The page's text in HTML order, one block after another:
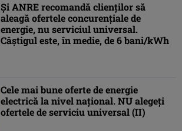
Și ANRE recomandă clienților să
aleagă ofertele concurențiale de
energie, nu serviciul universal.
Câștigul este, în medie, de 6 bani/kWh
Cele mai bune oferte de energie
electrică la nivel național. NU alegeți
ofertele de serviciu universal (II)